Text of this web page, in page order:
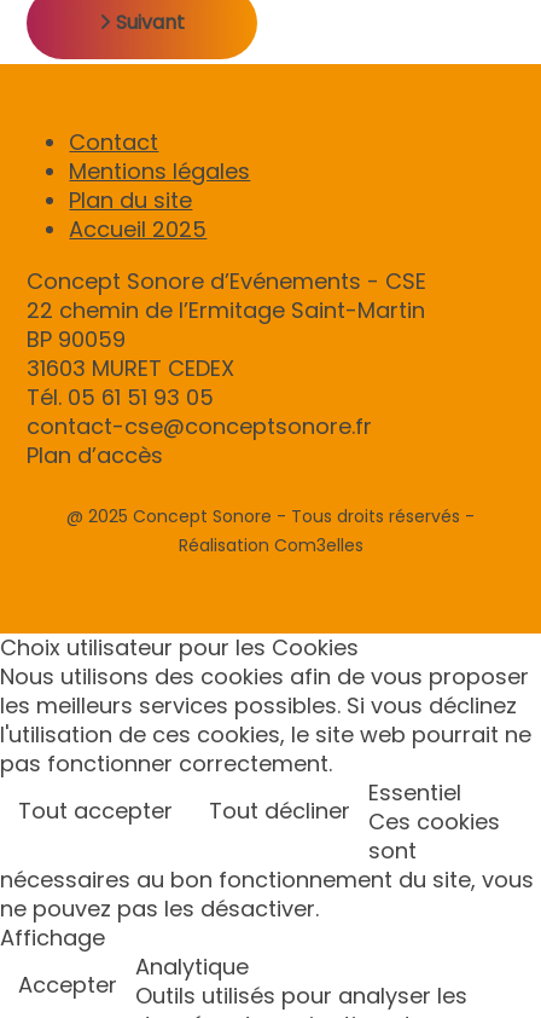
Suivant
Contact
Mentions légales
Plan du site
Accueil 2025
Concept Sonore d’Evénements - CSE
22 chemin de l’Ermitage Saint-Martin
BP 90059
31603 MURET CEDEX
Tél. 05 61 51 93 05
contact-cse@conceptsonore.fr
Plan d’accès
@ 2025 Concept Sonore - Tous droits réservés -
Réalisation Com3elles
Choix utilisateur pour les Cookies
Nous utilisons des cookies afin de vous proposer
les meilleurs services possibles. Si vous déclinez
l'utilisation de ces cookies, le site web pourrait ne
pas fonctionner correctement.
Tout accepter
Tout décliner
Essentiel
Ces cookies
sont
nécessaires au bon fonctionnement du site, vous
ne pouvez pas les désactiver.
Affichage
Accepter
Analytique
Outils utilisés pour analyser les